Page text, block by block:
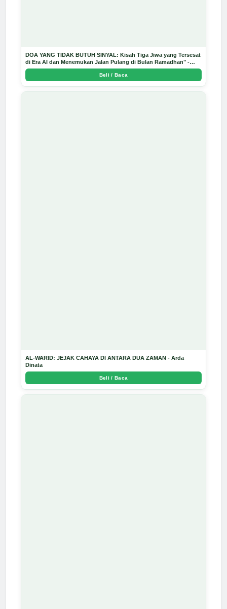
DOA YANG TIDAK BUTUH SINYAL: Kisah Tiga Jiwa yang Tersesat
di Era AI dan Menemukan Jalan Pulang di Bulan Ramadhan" -
Arda Dinata
Beli / Baca
AL-WARID: JEJAK CAHAYA DI ANTARA DUA ZAMAN - Arda
Dinata
Beli / Baca